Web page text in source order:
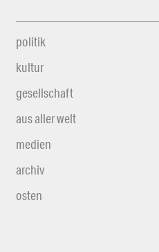
politik
kultur
gesellschaft
aus aller welt
medien
archiv
osten